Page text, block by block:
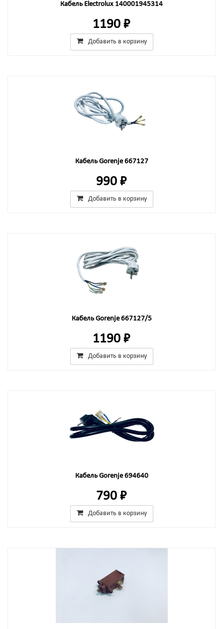
Кабель Electrolux 140001945314
1190 ₽
Добавить в корзину
Кабель Gorenje 667127
990 ₽
Добавить в корзину
Кабель Gorenje 667127/5
1190 ₽
Добавить в корзину
Кабель Gorenje 694640
790 ₽
Добавить в корзину